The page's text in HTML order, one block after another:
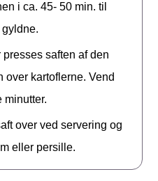
i ca. 45- 50 min. til
saften af den
over kartoflerne. Vend
minutter.
over ved servering og
eller persille.